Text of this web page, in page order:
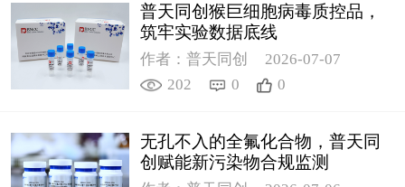
普天同创猴巨细胞病毒质控品，
筑牢实验数据底线
作者：普天同创
2026-07-07
202
0 0
无孔不入的全氟化合物，普天同
创赋能新污染物合规监测